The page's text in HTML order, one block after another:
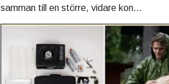
samman till en större, vidare kon...